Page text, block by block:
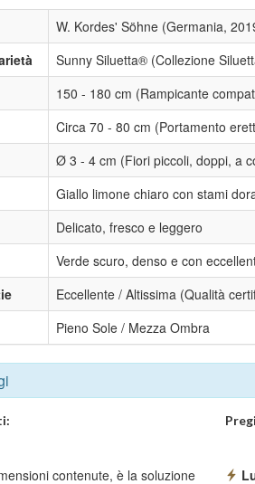
W. Kordes' Söhne (Germania,
Sunny Siluetta® (Collezione
150 - 180 cm (Rampicante
Circa 70 - 80 cm (Portamento
Ø 3 - 4 cm (Fiori piccoli, doppi, a
Giallo limone chiaro con stami
Delicato, fresco e leggero
Verde scuro, denso e con
Eccellente / Altissima (Qualità
Pieno Sole / Mezza Ombra
contenute, è la soluzione